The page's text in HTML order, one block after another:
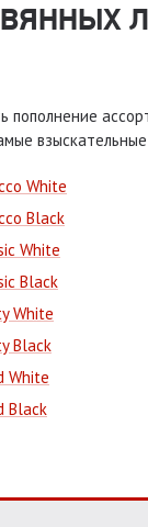
пополнение
White
Black
White
Black
White
Black
White
Black